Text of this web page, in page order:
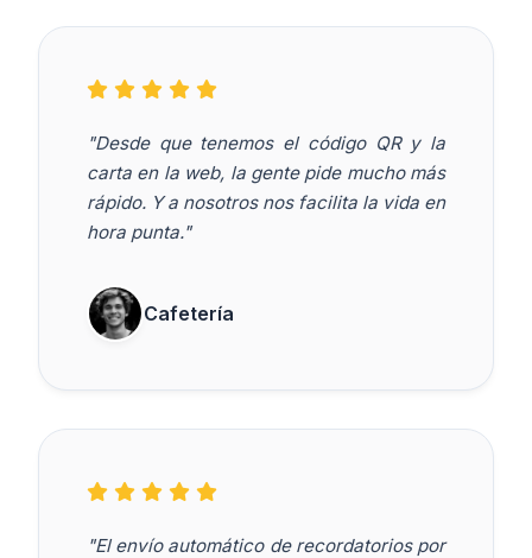
"Desde que tenemos el código QR y la
carta en la web, la gente pide mucho más
rápido. Y a nosotros nos facilita la vida en
hora punta."
Cafetería
"El envío automático de recordatorios por